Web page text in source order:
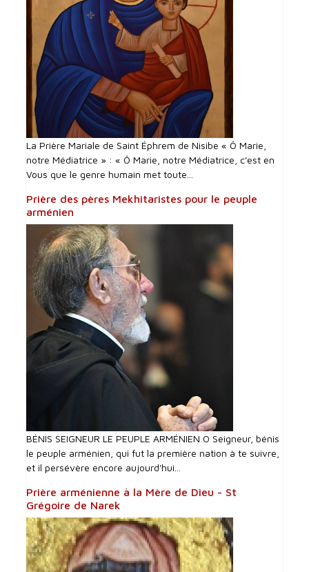
La Prière Mariale de Saint Éphrem de Nisibe « Ô Marie,
notre Médiatrice » : « Ô Marie, notre Médiatrice, c'est en
Vous que le genre humain met toute...
Prière des pères Mekhitaristes pour le peuple
arménien
BÉNIS SEIGNEUR LE PEUPLE ARMÉNIEN O Seigneur, bénis
le peuple arménien, qui fut la première nation à te suivre,
et il persévère encore aujourd'hui...
Prière arménienne à la Mère de Dieu - St
Grégoire de Narek